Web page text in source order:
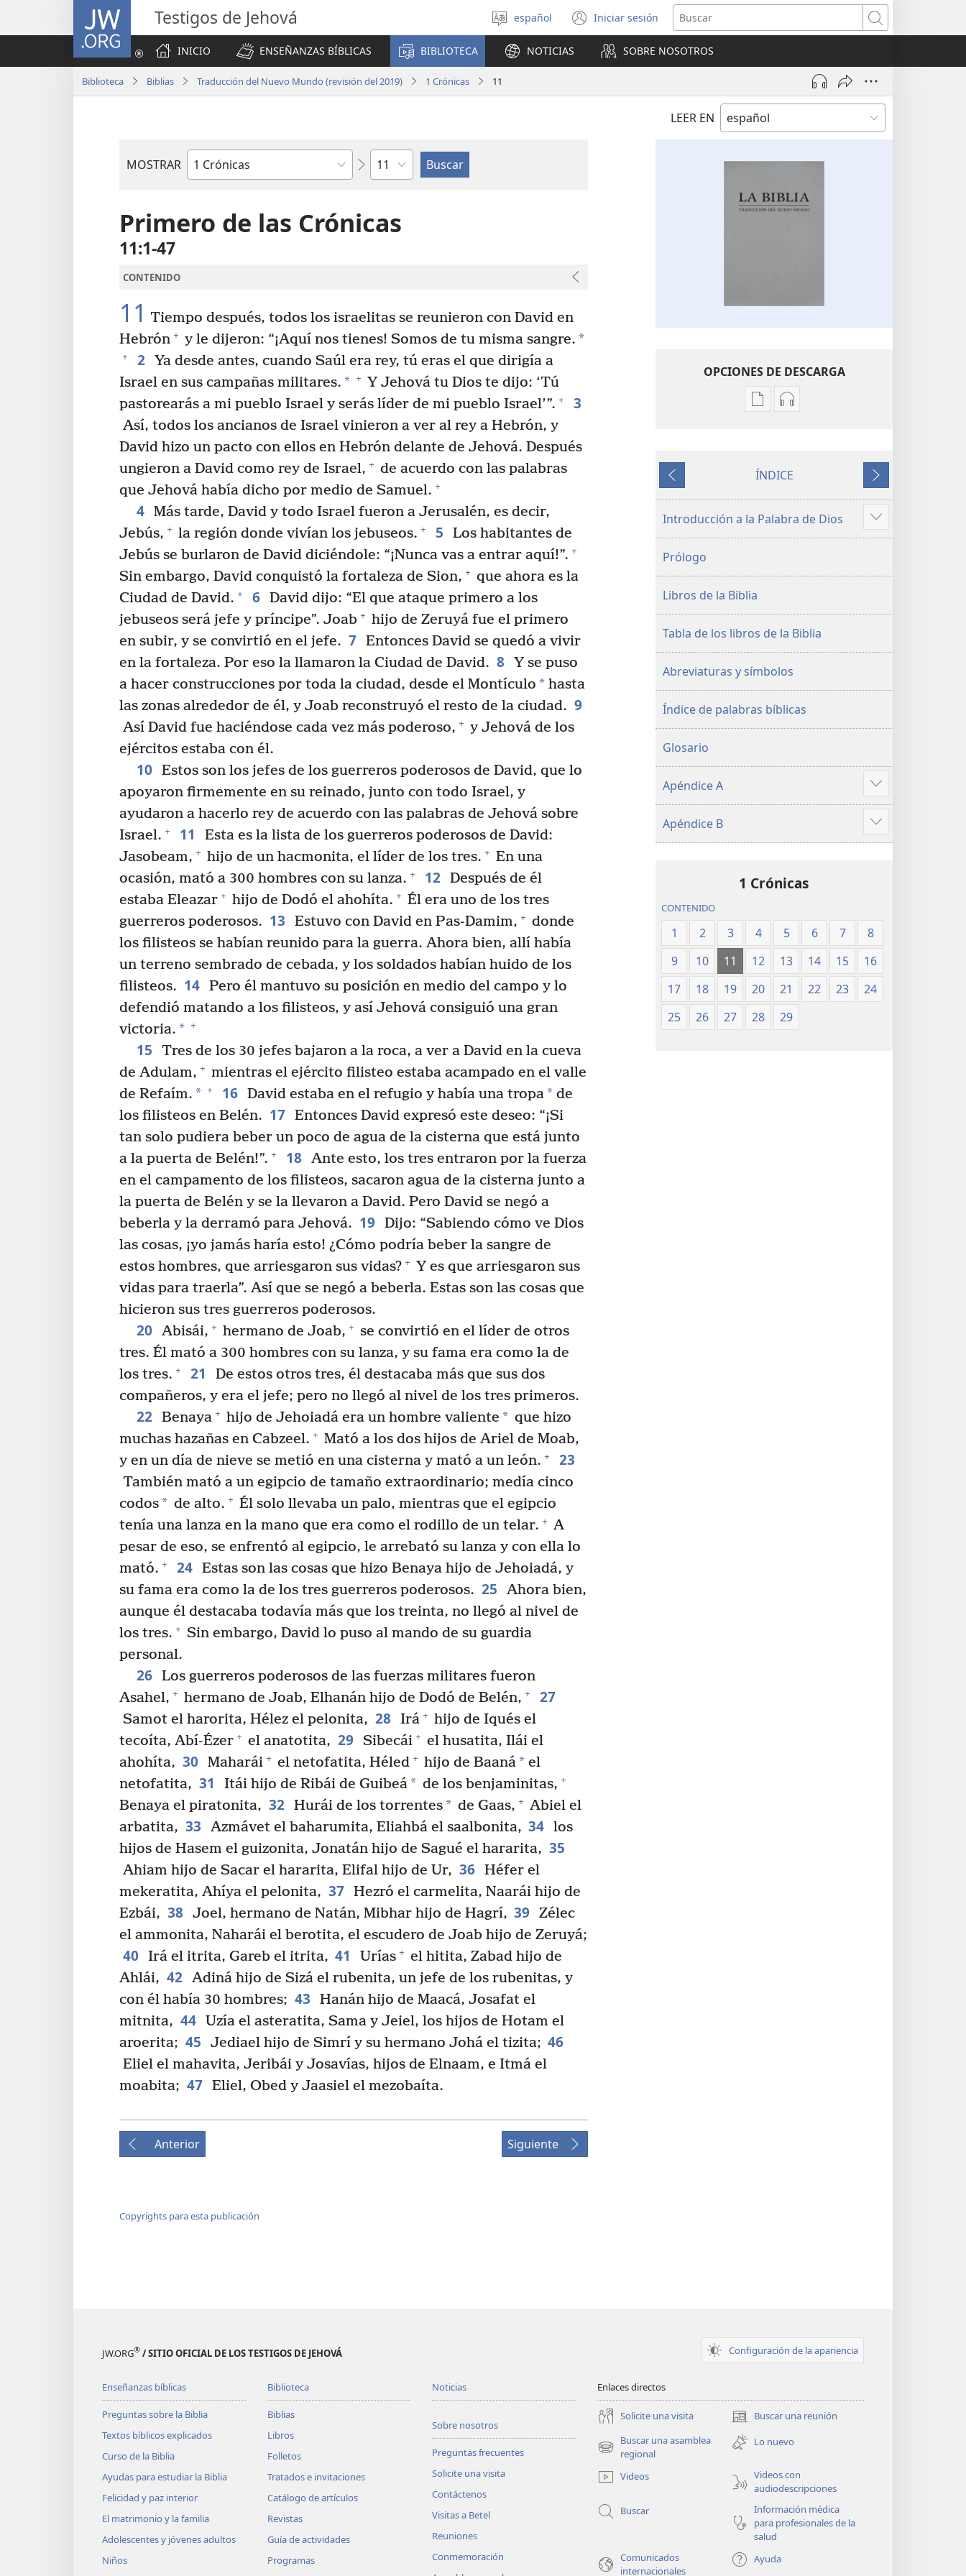
JW.ORG Testigos de Jehová
Seleccionar
idioma
español Iniciar sesión
(abre
una
nueva
ventana)
Buscar
INICIO
ENSEÑANZAS BÍBLICAS BIBLIOTECA NOTICIAS SOBRE NOSOTROS
Biblioteca Biblias Traducción del Nuevo Mundo (revisión del 2019) 1 Crónicas 11
LEER EN
MOSTRAR
Libro
Biblia
Capítulo
Primero de las Crónicas
11:1-47
CONTENIDO
11 Tiempo después, todos los israelitas se reunieron con David en
Hebrón + y le dijeron: “¡Aquí nos tienes! Somos de tu misma sangre. *
+ 2 Ya desde antes, cuando Saúl era rey, tú eras el que dirigía a
Israel en sus campañas militares. * + Y Jehová tu Dios te dijo: ‘Tú
pastorearás a mi pueblo Israel y serás líder de mi pueblo Israel’”. + 3
Así, todos los ancianos de Israel vinieron a ver al rey a Hebrón, y
David hizo un pacto con ellos en Hebrón delante de Jehová. Después
ungieron a David como rey de Israel, + de acuerdo con las palabras
que Jehová había dicho por medio de Samuel. +
4 Más tarde, David y todo Israel fueron a Jerusalén, es decir,
Jebús, + la región donde vivían los jebuseos. + 5
Los habitantes de
Jebús se burlaron de David diciéndole: “¡Nunca vas a entrar aquí!”. +
Sin embargo, David conquistó la fortaleza de Sion, + que ahora es la
Ciudad de David. + 6 David dijo: “El que ataque primero a los
jebuseos será jefe y príncipe”. Joab + hijo de Zeruyá fue el primero
en subir, y se convirtió en el jefe. 7 Entonces David se quedó a vivir
en la fortaleza. Por eso la llamaron la Ciudad de David. 8 Y se puso
a hacer construcciones por toda la ciudad, desde el Montículo * hasta
las zonas alrededor de él, y Joab reconstruyó el resto de la ciudad. 9
Así David fue haciéndose cada vez más poderoso, + y Jehová de los
ejércitos estaba con él.
10 Estos son los jefes de los guerreros poderosos de David, que lo
apoyaron firmemente en su reinado, junto con todo Israel, y
ayudaron a hacerlo rey de acuerdo con las palabras de Jehová sobre
Israel. + 11
Esta es la lista de los guerreros poderosos de David:
Jasobeam, + hijo de un hacmonita, el líder de los tres. + En una
ocasión, mató a 300 hombres con su lanza. + 12 Después de él
estaba Eleazar + hijo de Dodó el ahohíta. + Él era uno de los tres
guerreros poderosos. 13 Estuvo con David en Pas-Damim, + donde
los filisteos se habían reunido para la guerra. Ahora bien, allí había
un terreno sembrado de cebada, y los soldados habían huido de los
filisteos. 14 Pero él mantuvo su posición en medio del campo y lo
defendió matando a los filisteos, y así Jehová consiguió una gran
victoria. * +
15
Tres de los 30 jefes bajaron a la roca, a ver a David en la cueva
de Adulam, + mientras el ejército filisteo estaba acampado en el valle
de Refaím. * + 16 David estaba en el refugio y había una tropa*de
los filisteos en Belén. 17 Entonces David expresó este deseo: “¡Si
tan solo pudiera beber un poco de agua de la cisterna que está junto
a la puerta de Belén!”. + 18 Ante esto, los tres entraron por la fuerza
en el campamento de los filisteos, sacaron agua de la cisterna junto a
la puerta de Belén y se la llevaron a David. Pero David se negó a
beberla y la derramó para Jehová. 19 Dijo: “Sabiendo cómo ve Dios
las cosas, ¡yo jamás haría esto! ¿Cómo podría beber la sangre de
estos hombres, que arriesgaron sus vidas? + Y es que arriesgaron sus
vidas para traerla”. Así que se negó a beberla. Estas son las cosas que
hicieron sus tres guerreros poderosos.
20 Abisái, + hermano de Joab, + se convirtió en el líder de otros
tres. Él mató a 300 hombres con su lanza, y su fama era como la de
los tres. + 21
De estos otros tres, él destacaba más que sus dos
compañeros, y era el jefe; pero no llegó al nivel de los tres primeros.
22 Benaya + hijo de Jehoiadá era un hombre valiente * que hizo
muchas hazañas en Cabzeel. + Mató a los dos hijos de Ariel de Moab,
y en un día de nieve se metió en una cisterna y mató a un león. + 23
También mató a un egipcio de tamaño extraordinario; medía cinco
codos* de alto. + Él solo llevaba un palo, mientras que el egipcio
tenía una lanza en la mano que era como el rodillo de un telar. + A
pesar de eso, se enfrentó al egipcio, le arrebató su lanza y con ella lo
mató. + 24 Estas son las cosas que hizo Benaya hijo de Jehoiadá, y
su fama era como la de los tres guerreros poderosos. 25
Ahora bien,
aunque él destacaba todavía más que los treinta, no llegó al nivel de
los tres. + Sin embargo, David lo puso al mando de su guardia
personal.
26 Los guerreros poderosos de las fuerzas militares fueron
Asahel, + hermano de Joab, Elhanán hijo de Dodó de Belén, + 27
Samot el harorita, Hélez el pelonita, 28 Irá + hijo de Iqués el
tecoíta, Abí-Ézer + el anatotita, 29 Sibecái + el husatita, Ilái el
ahohíta, 30 Maharái + el netofatita, Héled + hijo de Baaná*el
netofatita, 31 Itái hijo de Ribái de Guibeá* de los benjaminitas, +
Benaya el piratonita, 32 Hurái de los torrentes* de Gaas, + Abiel el
arbatita, 33 Azmávet el baharumita, Eliahbá el saalbonita, 34 los
hijos de Hasem el guizonita, Jonatán hijo de Sagué el hararita, 35
Ahiam hijo de Sacar el hararita, Elifal hijo de Ur, 36 Héfer el
mekeratita, Ahíya el pelonita, 37 Hezró el carmelita, Naarái hijo de
Ezbái, 38 Joel, hermano de Natán, Mibhar hijo de Hagrí, 39 Zélec
el ammonita, Naharái el berotita, el escudero de Joab hijo de Zeruyá;
40 Irá el itrita, Gareb el itrita, 41 Urías + el hitita, Zabad hijo de
Ahlái, 42 Adiná hijo de Sizá el rubenita, un jefe de los rubenitas, y
con él había 30 hombres; 43
Hanán hijo de Maacá, Josafat el
mitnita, 44 Uzía el asteratita, Sama y Jeiel, los hijos de Hotam el
aroerita; 45 Jediael hijo de Simrí y su hermano Johá el tizita; 46
Eliel el mahavita, Jeribái y Josavías, hijos de Elnaam, e Itmá el
moabita; 47 Eliel, Obed y Jaasiel el mezobaíta.
Anterior Siguiente
Copyrights para esta publicación
OPCIONES DE DESCARGA
Opciones
publicaciones
Biblia.
Traducción
Mundo
del
2019)
Opciones
audio
Biblia.
Traducción
Mundo
del
2019)
Anterior
ÍNDICE
Siguiente
Introducción a la Palabra de Dios
Mostrar
más
Prólogo
Libros de la Biblia
Tabla de los libros de la Biblia
Abreviaturas y símbolos
Índice de palabras bíblicas
Glosario
Apéndice A
Mostrar
más
Apéndice B
Mostrar
más
1 Crónicas
CONTENIDO
1 2 3 4 5 6 7
8
9
10 11 12 13 14 15
16
17
18 19 20 21 22 23
24
25
26 27 28 29
JW.ORG® / SITIO OFICIAL DE LOS TESTIGOS DE JEHOVÁ Configuración de la apariencia
Enseñanzas bíblicas
Preguntas sobre la Biblia
Textos bíblicos explicados
Curso de la Biblia
Ayudas para estudiar la Biblia
Felicidad y paz interior
El matrimonio y la familia
Adolescentes y jóvenes adultos
Niños
Biblioteca
Biblias
Libros
Folletos
Tratados e invitaciones
Catálogo de artículos
Revistas
Guía de actividades
Programas
Noticias
Sobre nosotros
Preguntas frecuentes
Solicite una visita
Contáctenos
Visitas a Betel
Reuniones
Conmemoración
Enlaces directos
Solicite una visita Buscar una reunión
(abre
una
nueva
Buscar una asamblea
regional
(abre
nueva
Lo nuevo
Videos
Videos con
audiodescripciones
Buscar
Información médica
para profesionales de la
salud
Comunicados
internacionales
Ayuda